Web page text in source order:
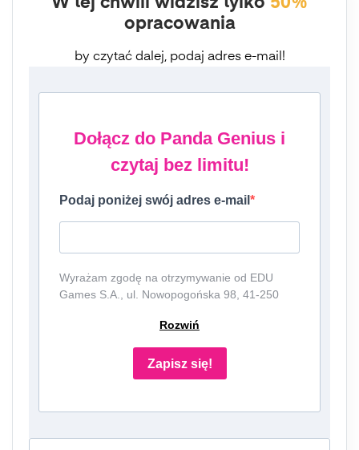
opracowania
by czytać dalej, podaj adres e-mail!
Dołącz do Panda Genius i
czytaj bez limitu!
Podaj poniżej swój adres e-mail
Wyrażam zgodę na otrzymywanie od EDU
Games S.A., ul. Nowopogońska 98, 41-250
REGON: 387109330 (dalej jako
"Administrator") newslettera, czyli informacji o
tematyce związanej z edukacją i szkolnictwem
oraz ofert handlowych lub/ i reklamowych za
telefonicznej. Podanie danych jest dobrowolne,
Rozwiń
Zapisz się!